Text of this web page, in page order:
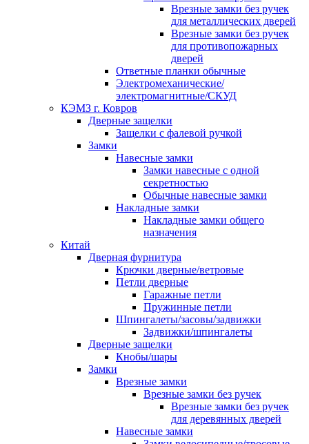
Врезные замки без ручек
для металлических дверей
Врезные замки без ручек
для противопожарных
дверей
Ответные планки обычные
Электромеханические/
электромагнитные/СКУД
КЭМЗ г. Ковров
Дверные защелки
Защелки с фалевой ручкой
Замки
Навесные замки
Замки навесные с одной
секретностью
Обычные навесные замки
Накладные замки
Накладные замки общего
назначения
Китай
Дверная фурнитура
Крючки дверные/ветровые
Петли дверные
Гаражные петли
Пружинные петли
Шпингалеты/засовы/задвижки
Задвижки/шпингалеты
Дверные защелки
Кнобы/шары
Замки
Врезные замки
Врезные замки без ручек
Врезные замки без ручек
для деревянных дверей
Навесные замки